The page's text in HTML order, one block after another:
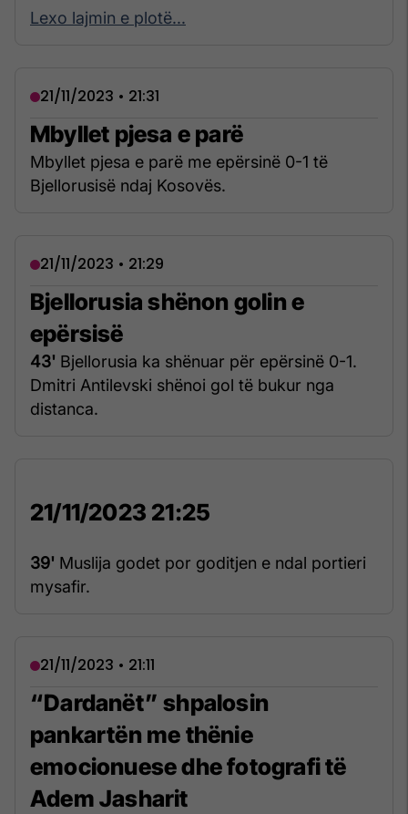
Lexo lajmin e plotë...
21/11/2023 • 21:31
Mbyllet pjesa e parë
Mbyllet pjesa e parë me epërsinë 0-1 të
Bjellorusisë ndaj Kosovës.
21/11/2023 • 21:29
Bjellorusia shënon golin e
epërsisë
43' Bjellorusia ka shënuar për epërsinë 0-1.
Dmitri Antilevski shënoi gol të bukur nga
distanca.
21/11/2023 21:25
39' Muslija godet por goditjen e ndal portieri
mysafir.
21/11/2023 • 21:11
“Dardanët” shpalosin
pankartën me thënie
emocionuese dhe fotografi të
Adem Jasharit